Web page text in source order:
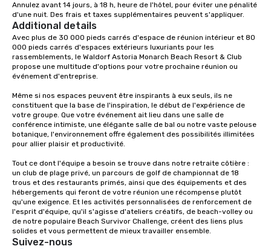
Annulez avant 14 jours, à 18 h, heure de l'hôtel, pour éviter une pénalité
d'une nuit. Des frais et taxes supplémentaires peuvent s'appliquer.
Additional details
Avec plus de 30 000 pieds carrés d'espace de réunion intérieur et 80
000 pieds carrés d'espaces extérieurs luxuriants pour les
rassemblements, le Waldorf Astoria Monarch Beach Resort & Club
propose une multitude d'options pour votre prochaine réunion ou
événement d'entreprise.
Même si nos espaces peuvent être inspirants à eux seuls, ils ne
constituent que la base de l'inspiration, le début de l'expérience de
votre groupe. Que votre événement ait lieu dans une salle de
conférence intimiste, une élégante salle de bal ou notre vaste pelouse
botanique, l'environnement offre également des possibilités illimitées
pour allier plaisir et productivité.
Tout ce dont l'équipe a besoin se trouve dans notre retraite côtière :
un club de plage privé, un parcours de golf de championnat de 18
trous et des restaurants primés, ainsi que des équipements et des
hébergements qui feront de votre réunion une récompense plutôt
qu'une exigence. Et les activités personnalisées de renforcement de
l'esprit d'équipe, qu'il s'agisse d'ateliers créatifs, de beach-volley ou
de notre populaire Beach Survivor Challenge, créent des liens plus
solides et vous permettent de mieux travailler ensemble.
Suivez-nous